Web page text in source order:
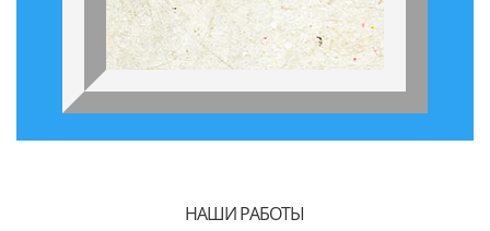
НАШИ РАБОТЫ